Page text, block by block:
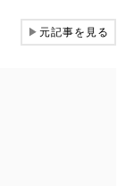
▶元記事を見る